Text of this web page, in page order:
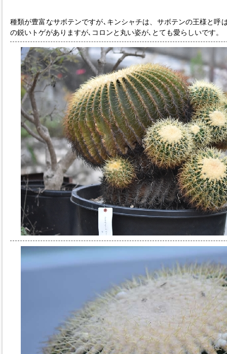
種類が豊富なサボテンですが､キンシャチは、サボテンの王様と呼
の鋭いトゲがありますが､コロンと丸い姿が､とても愛らしいです。